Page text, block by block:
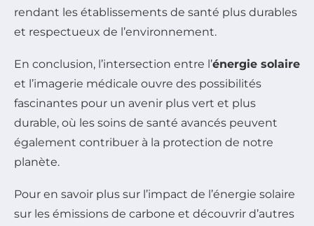
rendant les établissements de santé plus durables
et respectueux de l’environnement.
En conclusion, l’intersection entre l’énergie solaire
et l’imagerie médicale ouvre des possibilités
fascinantes pour un avenir plus vert et plus
durable, où les soins de santé avancés peuvent
également contribuer à la protection de notre
planète.
Pour en savoir plus sur l’impact de l’énergie solaire
sur les émissions de carbone et découvrir d’autres